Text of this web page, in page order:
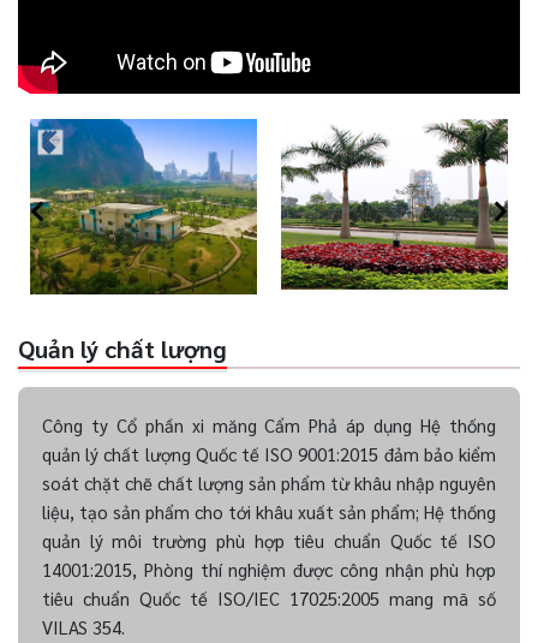
Quản lý chất lượng
Công ty Cổ phần xi măng Cẩm Phả áp dụng Hệ thống
quản lý chất lượng Quốc tế ISO 9001:2015 đảm bảo kiểm
soát chặt chẽ chất lượng sản phẩm từ khâu nhập nguyên
liệu, tạo sản phẩm cho tới khâu xuất sản phẩm; Hệ thống
quản lý môi trường phù hợp tiêu chuẩn Quốc tế ISO
14001:2015, Phòng thí nghiệm được công nhận phù hợp
tiêu chuẩn Quốc tế ISO/IEC 17025:2005 mang mã số
VILAS 354.